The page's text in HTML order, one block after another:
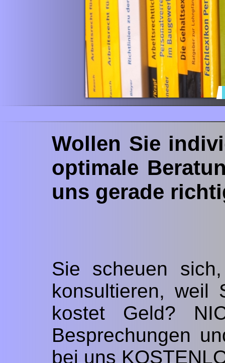
Wollen Sie
optimale
uns gerade
Sie scheuen
konsultieren, weil
kostet Geld?
Besprechungen
bei uns